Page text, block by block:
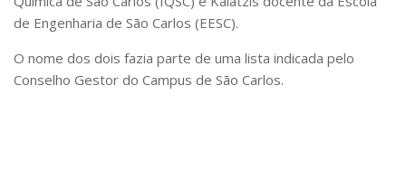
Administrativo e Financeiro
Segurança e Acessos
Obras e Manutenção
de Engenharia de São Carlos (EESC).
O nome dos dois fazia parte de uma lista indicada pelo
Conselho Gestor do Campus de São Carlos.